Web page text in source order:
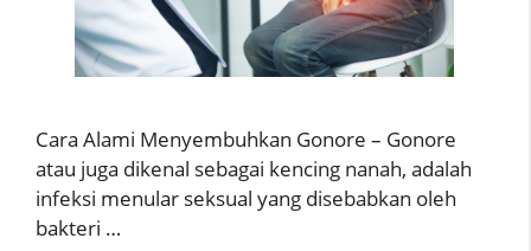
Cara Alami Menyembuhkan Gonore – Gonore
atau juga dikenal sebagai kencing nanah, adalah
infeksi menular seksual yang disebabkan oleh
bakteri …